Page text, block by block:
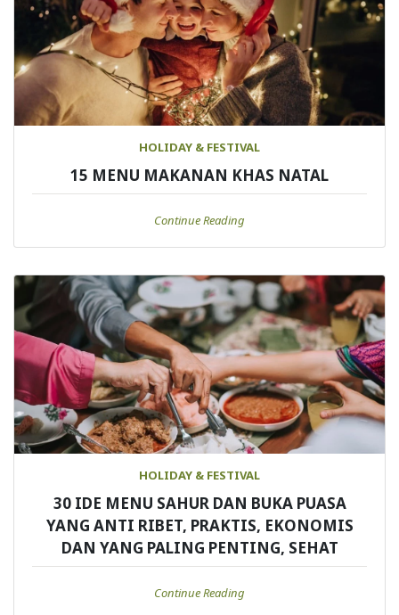
HOLIDAY & FESTIVAL
15 MENU MAKANAN KHAS NATAL
Continue Reading
HOLIDAY & FESTIVAL
30 IDE MENU SAHUR DAN BUKA PUASA
YANG ANTI RIBET, PRAKTIS, EKONOMIS
DAN YANG PALING PENTING, SEHAT
Continue Reading